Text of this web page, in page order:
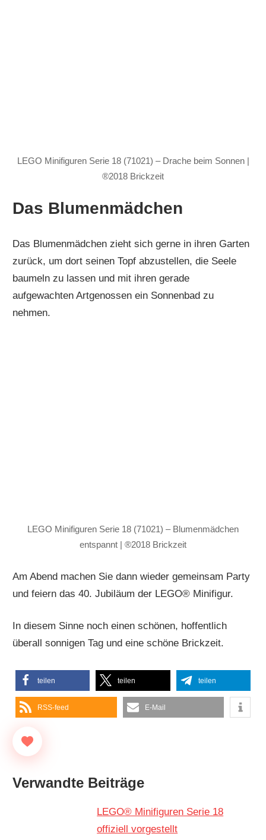
LEGO Minifiguren Serie 18 (71021) – Drache beim Sonnen |
®2018 Brickzeit
Das Blumenmädchen
Das Blumenmädchen zieht sich gerne in ihren Garten
zurück, um dort seinen Topf abzustellen, die Seele
baumeln zu lassen und mit ihren gerade
aufgewachten Artgenossen ein Sonnenbad zu
nehmen.
LEGO Minifiguren Serie 18 (71021) – Blumenmädchen
entspannt | ®2018 Brickzeit
Am Abend machen Sie dann wieder gemeinsam Party
und feiern das 40. Jubiläum der LEGO® Minifigur.
In diesem Sinne noch einen schönen, hoffentlich
überall sonnigen Tag und eine schöne Brickzeit.
teilen teilen teilen
RSS-feed E-Mail
Verwandte Beiträge
LEGO® Minifiguren Serie 18
offiziell vorgestellt